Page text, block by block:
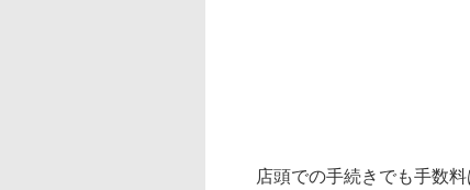
店頭での手続きでも手数料